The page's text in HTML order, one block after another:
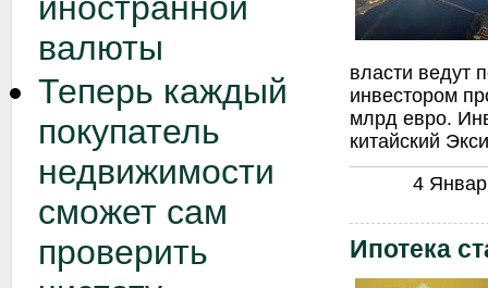
валюты
Теперь каждый
покупатель
недвижимости
сможет сам
проверить
власти ведут
инвестором
млрд евро.
китайский
4
Ипотека